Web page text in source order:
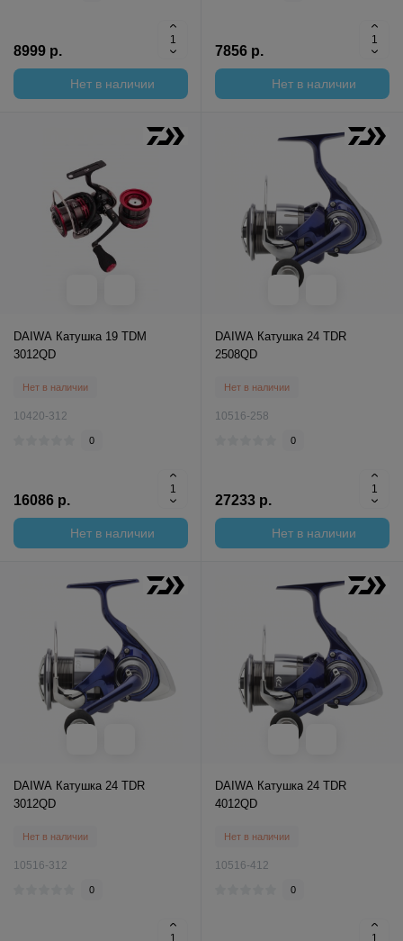
8999 р.
Нет в наличии
7856 р.
Нет в наличии
DAIWA Катушка 19 TDM
3012QD
Нет в наличии
10420-312
0
16086 р.
Нет в наличии
DAIWA Катушка 24 TDR
2508QD
Нет в наличии
10516-258
0
27233 р.
Нет в наличии
DAIWA Катушка 24 TDR
3012QD
Нет в наличии
10516-312
0
DAIWA Катушка 24 TDR
4012QD
Нет в наличии
10516-412
0